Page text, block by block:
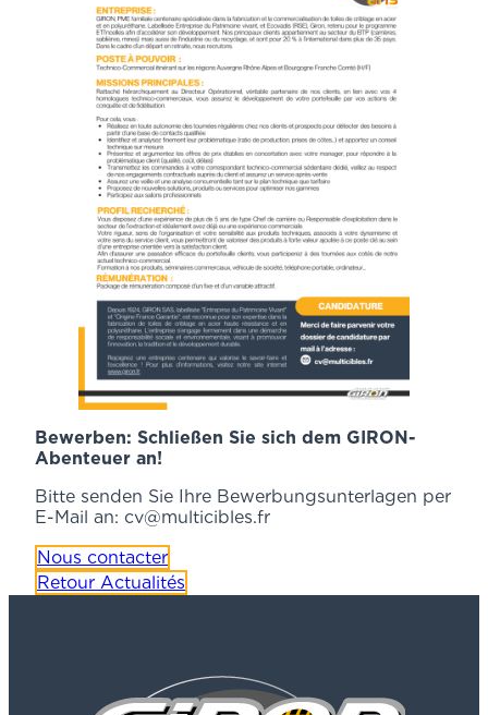
Bewerben: Schließen Sie sich dem GIRON-
Abenteuer an!
Bitte senden Sie Ihre Bewerbungsunterlagen per
E-Mail an: cv@multicibles.fr
Nous contacter
Retour Actualités